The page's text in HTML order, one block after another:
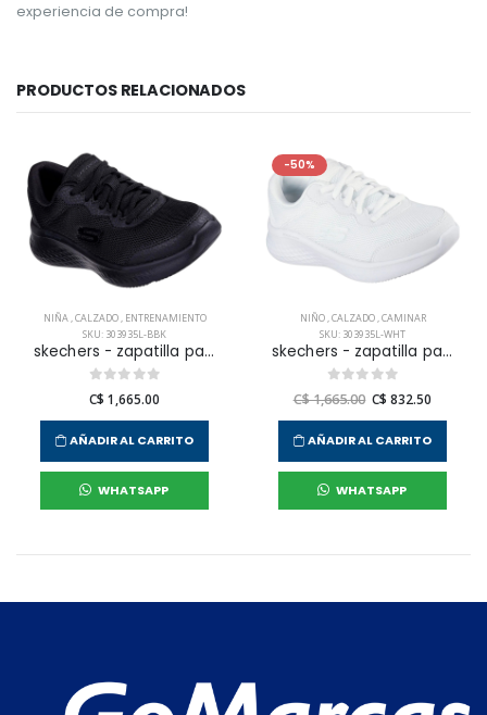
experiencia de compra!
PRODUCTOS RELACIONADOS
NIÑA,CALZADO, ENTRENAMIENTO
SKU: 303935L-BBK
skechers - zapatilla para entrenamiento skech-lite pro para niña jr
C$ 1,665.00
AÑADIR AL CARRITO
WHATSAPP
-50%
NIÑO,CALZADO,CAMINAR
SKU: 303935L-WHT
skechers - zapatilla para caminar skech - lite pro - sole drift para niño junior
C$ 1,665.00 C$ 832.50
AÑADIR AL CARRITO
WHATSAPP